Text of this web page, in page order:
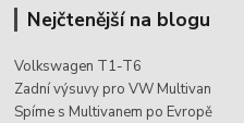
Nejčtenější na blogu
Volkswagen T1-T6
Zadní výsuvy pro VW Multivan
Spíme s Multivanem po Evropě